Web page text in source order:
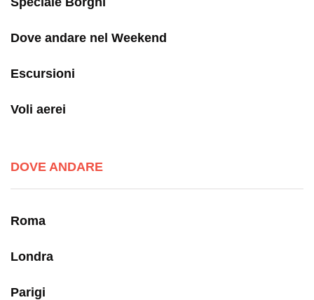
Dove andare nel Weekend
Escursioni
Voli aerei
DOVE ANDARE
Roma
Londra
Parigi